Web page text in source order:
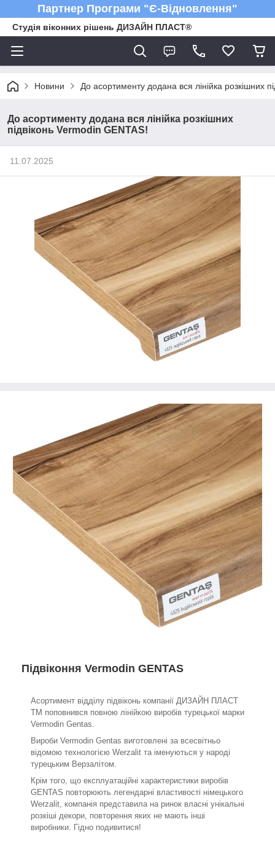
Партнер Програми "Є-Відновлення"
Студія віконних рішень ДИЗАЙН ПЛАСТ®
Новини До асортименту додана вся лінійка розкішних
До асортименту додана вся лінійка розкішних
підвіконь Vermodin GENTAS!
11.07.2025
Підвіконня Vermodin GENTAS
Асортимент відділу підвіконь компанії ДИЗАЙН ПЛАСТ
ТМ поповнився повною лінійкою виробів турецької марки
Vermodin Gentas.
Вироби Vermodin Gentas виготовлені за всесвітньо
відомою технологією Werzalit та іменуються у народі
турецьким Верзалітом.
Крім того, що експлуатаційні характеристики виробів
GENTAS повторюють легендарні властивості німецького
Werzalit, компанія представила на ринок власні унікальні
розкіші декори, повторення яких не мають інші
виробники. Гідно подивитися!